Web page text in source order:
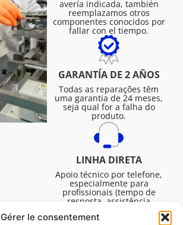
Gérer le consentement
avería indicada, también
reemplazamos otros
componentes conocidos por
fallar con el tiempo.
GARANTÍA DE 2 AÑOS
Todas as reparações têm
uma garantia de 24 meses,
seja qual for a falha do
produto.
LINHA DIRETA
Apoio técnico por telefone,
especialmente para
profissionais (tempo de
resposta, assistência
técnica, etc.). De segunda a
sexta-feira, das 08:30 às